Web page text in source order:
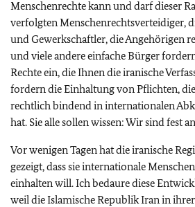
Menschenrechte kann und darf dieser
verfolgten Menschenrechtsverteidiger,
und Gewerkschaftler, die Angehörigen
und viele andere einfache Bürger
Rechte ein, die Ihnen die iranische
fordern die Einhaltung von Pflichten,
rechtlich bindend in internationalen
hat. Sie alle sollen wissen: Wir sind fest
Vor wenigen Tagen hat die iranische
gezeigt, dass sie internationale
einhalten will. Ich bedaure diese
weil die Islamische Republik Iran in